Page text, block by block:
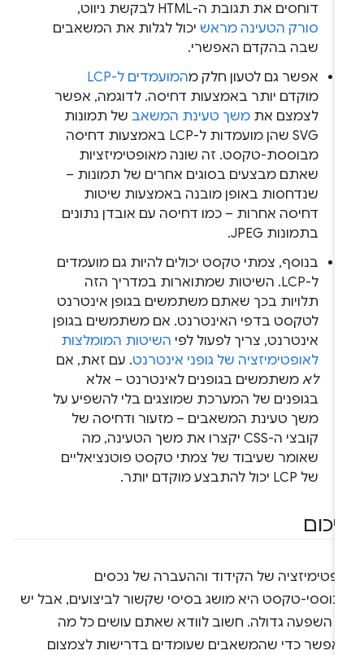
דוחסים את תגובת ה-HTML לבקשת ניווט,
סורק הטעינה מראשיכול לגלות את המשאבים
שבה בהקדם האפשרי.
אפשר גם לטעון חלק מהמועמדים ל-LCP
מוקדם יותר באמצעות דחיסה. לדוגמה, אפשר
לצמצם אתמשך טעינת המשאבשל תמונות
SVG שהן מועמדות ל-LCP באמצעות דחיסה
מבוססת-טקסט. זה שונה מאופטימיזציות
שאתם מבצעים בסוגים אחרים של תמונות –
שנדחסות באופן מובנה באמצעות שיטות
דחיסה אחרות – כמו דחיסה עם אובדן נתונים
בתמונות JPEG.
בנוסף, צמתי טקסט יכולים להיות גם מועמדים
ל-LCP. השיטות שמתוארות במדריך הזה
תלויות בכך שאתם משתמשים בגופן אינטרנט
לטקסט בדפי האינטרנט. אם משתמשים בגופן
אינטרנט, צריך לפעול לפיהשיטות המומלצות
לאופטימיזציה של גופני אינטרנט. עם זאת, אם
משתמשים בגופנים לאינטרנט – אלא
בגופנים של המערכת שמוצגים בלי להשפיע על
משך טעינת המשאבים – מזעור ודחיסה של
קובצי ה-CSS יקצרו את משך הטעינה, מה
שאומר שעיבוד של צמתי טקסט פוטנציאליים
של LCP יכול להתבצע מוקדם יותר.
של הקידוד וההעברה של נכסים
טקסט היא מושג בסיסי שקשור לביצועים, אבל יש
השפעה גדולה. חשוב לוודא שאתם עושים כל מה
כדי שהמשאבים שעומדים בדרישות לצמצום